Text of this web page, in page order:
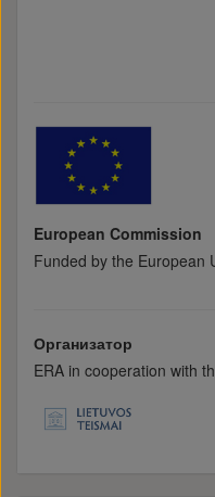
European Commission
Funded by the European
Организатор
ERA in cooperation with